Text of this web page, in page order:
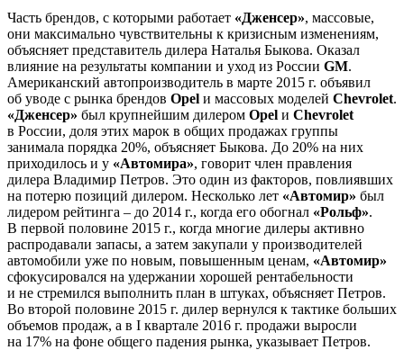
Часть брендов, с которыми работает «Дженсер», массовые,
они максимально чувствительны к кризисным изменениям,
объясняет представитель дилера Наталья Быкова. Оказал
влияние на результаты компании и уход из России GM.
Американский автопроизводитель в марте 2015 г. объявил
об уводе с рынка брендов Opel и массовых моделей Chevrolet.
«Дженсер» был крупнейшим дилером Opel и Chevrolet
в России, доля этих марок в общих продажах группы
занимала порядка 20%, объясняет Быкова. До 20% на них
приходилось и у «Автомира», говорит член правления
дилера Владимир Петров. Это один из факторов, повлиявших
на потерю позиций дилером. Несколько лет «Автомир» был
лидером рейтинга – до 2014 г., когда его обогнал «Рольф».
В первой половине 2015 г., когда многие дилеры активно
распродавали запасы, а затем закупали у производителей
автомобили уже по новым, повышенным ценам, «Автомир»
сфокусировался на удержании хорошей рентабельности
и не стремился выполнить план в штуках, объясняет Петров.
Во второй половине 2015 г. дилер вернулся к тактике больших
объемов продаж, а в I квартале 2016 г. продажи выросли
на 17% на фоне общего падения рынка, указывает Петров.